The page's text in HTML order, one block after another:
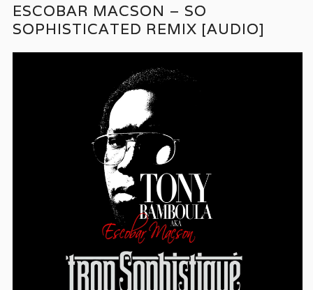
ESCOBAR MACSON – SO
SOPHISTICATED REMIX [AUDIO]